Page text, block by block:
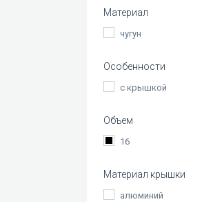
Материал
чугун
Особенности
с крышкой
Объем
16
Материал крышки
алюминий